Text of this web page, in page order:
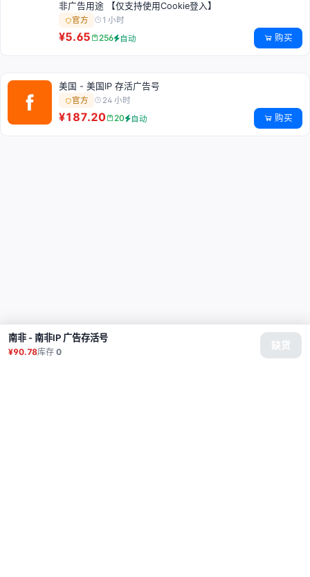
非广告用途 【仅支持使用Cookie登入】
官方 1 小时
¥5.65 256 自动 购买
美国 - 美国IP 存活广告号
官方 24 小时
¥187.20 20 自动 购买
南非 - 南非IP 广告存活号
¥90.78库存0
缺货